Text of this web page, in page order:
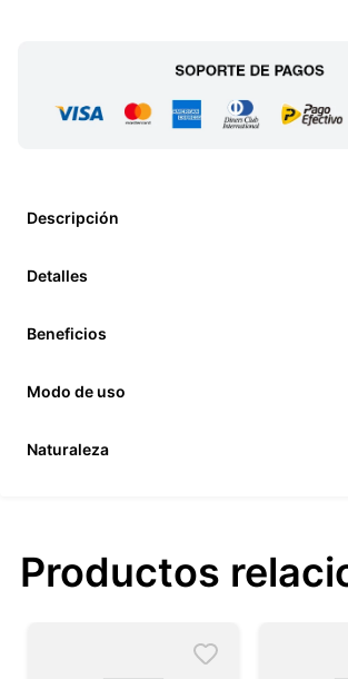
Descripción
Detalles
Beneficios
Modo de uso
Naturaleza
Productos